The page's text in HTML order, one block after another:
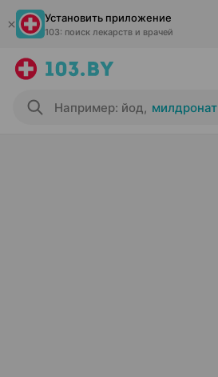
Установить приложение
103: поиск лекарств и врачей
Например: йод, милдронат